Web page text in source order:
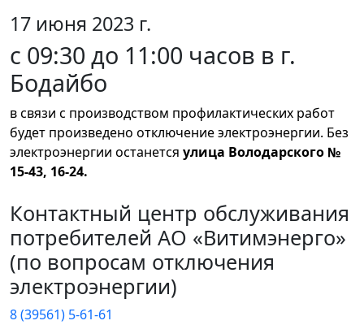
17 июня 2023 г.
с 09:30 до 11:00 часов в г.
Бодайбо
в связи с производством профилактических работ
будет произведено отключение электроэнергии. Без
электроэнергии останется улица Володарского №
15-43, 16-24.
Контактный центр обслуживания
потребителей АО «Витимэнерго»
(по вопросам отключения
электроэнергии)
8 (39561) 5-61-61